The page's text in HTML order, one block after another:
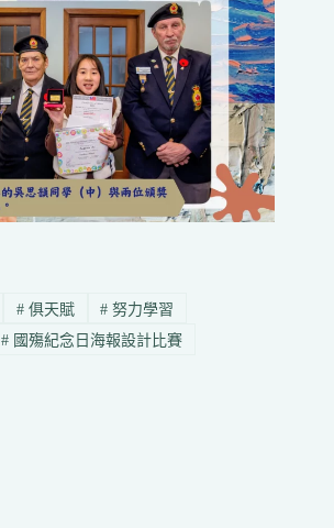
#俱天賦 # 努力學習
#國殤紀念日海報設計比賽